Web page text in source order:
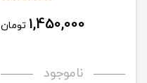
1,450,000 تومان
ناموجود